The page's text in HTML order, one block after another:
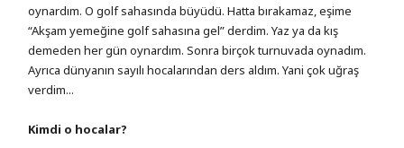
oynardım. O golf sahasında büyüdü. Hatta bırakamaz, eşime
“Akşam yemeğine golf sahasına gel” derdim. Yaz ya da kış
demeden her gün oynardım. Sonra birçok turnuvada oynadım.
Ayrıca dünyanın sayılı hocalarından ders aldım. Yani çok uğraş
verdim...
Kimdi o hocalar?